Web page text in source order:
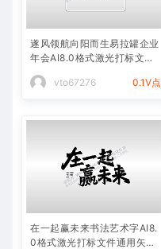
遂风领航向阳而生易拉罐企业
年会AI8.0格式激光打标文件
vto67276
0.1V点
在一起赢未来书法艺术字AI8.
0格式激光打标文件通用矢量